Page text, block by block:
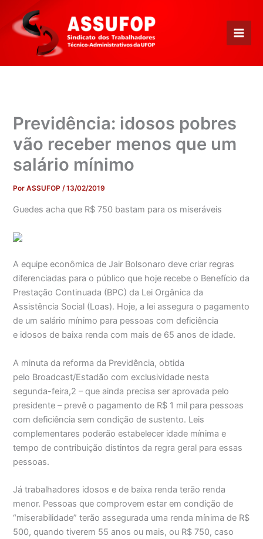
para
conteúdo
Previdência: idosos pobres
vão receber menos que um
salário mínimo
PorASSUFOP/13/02/2019
Guedes acha que R$ 750 bastam para os miseráveis
A equipe econômica de Jair Bolsonaro deve criar regras
diferenciadas para o público que hoje recebe o Benefício da
Prestação Continuada (BPC) da Lei Orgânica da
Assistência Social (Loas). Hoje, a lei assegura o pagamento
de um salário mínimo para pessoas com deficiência
e idosos de baixa renda com mais de 65 anos de idade.
A minuta da reforma da Previdência, obtida
pelo Broadcast/Estadão com exclusividade nesta
segunda-feira,2 – que ainda precisa ser aprovada pelo
presidente – prevê o pagamento de R$ 1 mil para pessoas
com deficiência sem condição de sustento. Leis
complementares poderão estabelecer idade mínima e
tempo de contribuição distintos da regra geral para essas
pessoas.
Já trabalhadores idosos e de baixa renda terão renda
menor. Pessoas que comprovem estar em condição de
“miserabilidade” terão assegurada uma renda mínima de R$
500, quando tiverem 55 anos ou mais, ou R$ 750, caso